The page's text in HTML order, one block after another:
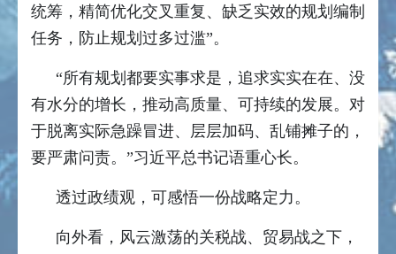
统筹，精简优化交叉重复、缺乏实效的规划编制
任务，防止规划过多过滥”。
“所有规划都要实事求是，追求实实在在、没
有水分的增长，推动高质量、可持续的发展。对
于脱离实际急躁冒进、层层加码、乱铺摊子的，
要严肃问责。”习近平总书记语重心长。
透过政绩观，可感悟一份战略定力。
向外看，风云激荡的关税战、贸易战之下，